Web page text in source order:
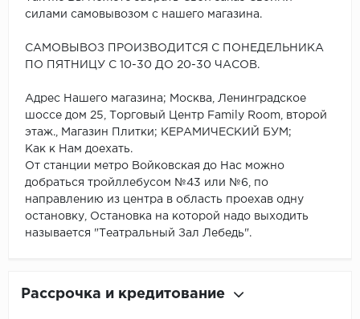
силами самовывозом с нашего магазина.
САМОВЫВОЗ ПРОИЗВОДИТСЯ С ПОНЕДЕЛЬНИКА
ПО ПЯТНИЦУ С 10-30 ДО 20-30 ЧАСОВ.
Адрес Нашего магазина; Москва, Ленинградское
шоссе дом 25, Торговый Центр Family Room, второй
этаж., Магазин Плитки; КЕРАМИЧЕСКИЙ БУМ;
Как к Нам доехать.
От станции метро Войковская до Нас можно
добраться тройллебусом №43 или №6, по
направлению из центра в область проехав одну
остановку, Остановка на которой надо выходить
называется "Театральный Зал Лебедь".
Рассрочка и кредитование